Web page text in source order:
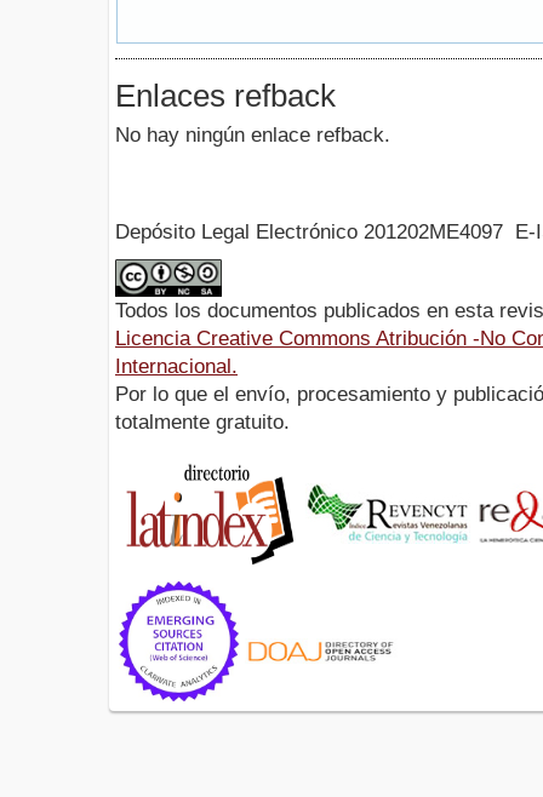
Enlaces refback
No hay ningún enlace refback.
Depósito Legal Electrónico 201202ME4097 E-
Todos los documentos publicados en esta
Licencia Creative Commons Atribución -No
Internacional.
Por lo que el envío, procesamiento y
totalmente gratuito.